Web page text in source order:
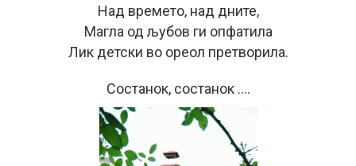
Над времето, над дните,
Магла од љубов ги опфатила
Лик детски во ореол претворила.
Состанок, состанок ….